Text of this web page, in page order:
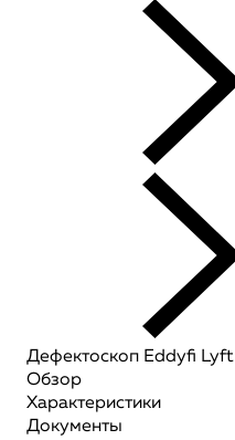
Дефектоскоп Eddyfi Lyft
Обзор
Характеристики
Документы